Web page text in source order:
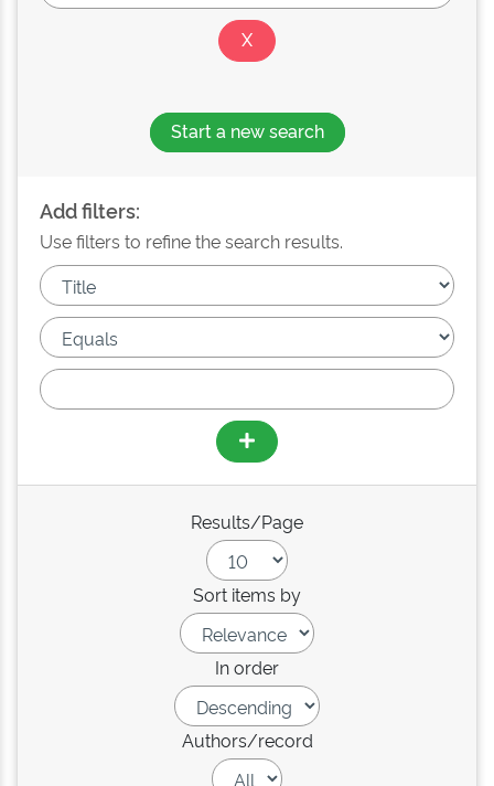
Start a new search
Add filters:
Use filters to refine the search results.
Results/Page
Sort items by
In order
Authors/record